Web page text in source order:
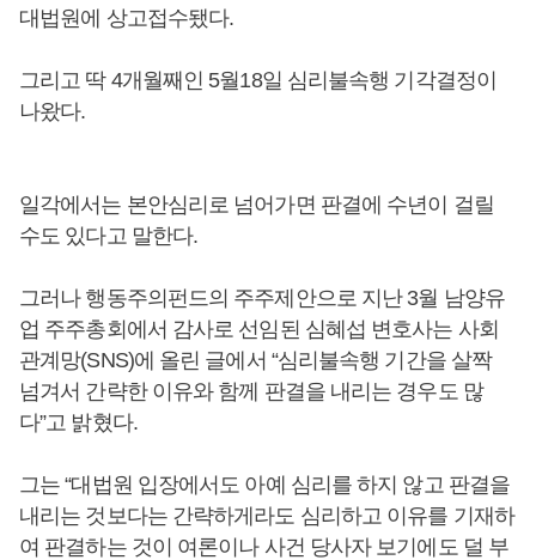
대법원에 상고접수됐다.
그리고 딱 4개월째인 5월18일 심리불속행 기각결정이
나왔다.
일각에서는 본안심리로 넘어가면 판결에 수년이 걸릴
수도 있다고 말한다.
그러나 행동주의펀드의 주주제안으로 지난 3월 남양유
업 주주총회에서 감사로 선임된 심혜섭 변호사는 사회
관계망(SNS)에 올린 글에서 “심리불속행 기간을 살짝
넘겨서 간략한 이유와 함께 판결을 내리는 경우도 많
다”고 밝혔다.
그는 “대법원 입장에서도 아예 심리를 하지 않고 판결을
내리는 것보다는 간략하게라도 심리하고 이유를 기재하
여 판결하는 것이 여론이나 사건 당사자 보기에도 덜 부